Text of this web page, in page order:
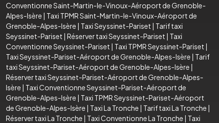
Conventionne Saint-Martin-le-Vinoux-Aéroport de Grenoble-
Alpes-Isère | Taxi TPMR Saint-Martin-le-Vinoux-Aéroport de
Grenoble-Alpes-Isère | Taxi Seyssinet-Pariset | Tarif taxi
Seyssinet-Pariset | Réserver taxi Seyssinet-Pariset | Taxi
Conventionne Seyssinet-Pariset | Taxi TPMR Seyssinet-Pariset |
Taxi Seyssinet-Pariset-Aéroport de Grenoble-Alpes-Isère | Tarif
taxi Seyssinet-Pariset-Aéroport de Grenoble-Alpes-Isère |
Réserver taxi Seyssinet-Pariset-Aéroport de Grenoble-Alpes-
Isère | Taxi Conventionne Seyssinet-Pariset-Aéroport de
Grenoble-Alpes-Isère | Taxi TPMR Seyssinet-Pariset-Aéroport
de Grenoble-Alpes-Isère | Taxi La Tronche | Tarif taxi La Tronche |
Réserver taxi La Tronche | Taxi Conventionne La Tronche | Taxi